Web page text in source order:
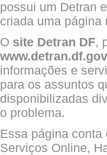
possui um Detran
criada uma página
O site Detran DF,
informações e
para os assuntos
disponibilizadas
o problema.
Essa página
Serviços Online,